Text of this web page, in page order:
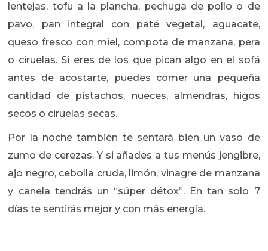
lentejas, tofu a la plancha, pechuga de pollo o de
pavo, pan integral con paté vegetal, aguacate,
queso fresco con miel, compota de manzana, pera
o ciruelas. Si eres de los que pican algo en el sofá
antes de acostarte, puedes comer una pequeña
cantidad de pistachos, nueces, almendras, higos
secos o ciruelas secas.
Por la noche también te sentará bien un vaso de
zumo de cerezas. Y si añades a tus menús jengibre,
ajo negro, cebolla cruda, limón, vinagre de manzana
y canela tendrás un “súper détox”. En tan solo 7
días te sentirás mejor y con más energía.